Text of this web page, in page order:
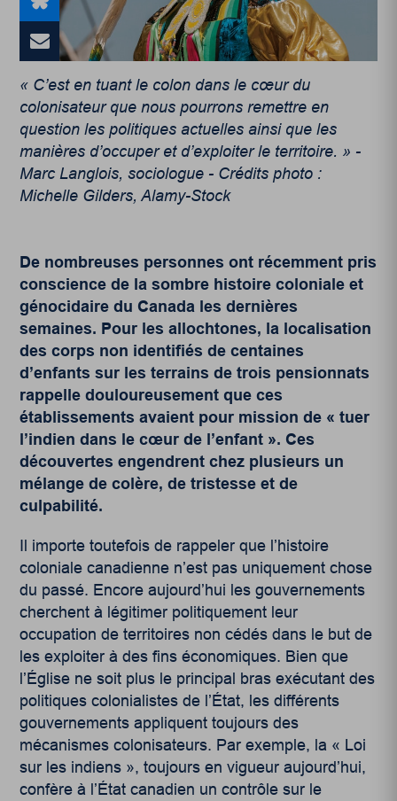
« C’est en tuant le colon dans le cœur du
colonisateur que nous pourrons remettre en
question les politiques actuelles ainsi que les
manières d’occuper et d’exploiter le territoire. » -
Marc Langlois, sociologue - Crédits photo :
Michelle Gilders, Alamy-Stock
De nombreuses personnes ont récemment pris
conscience de la sombre histoire coloniale et
génocidaire du Canada les dernières
semaines. Pour les allochtones, la localisation
des corps non identifiés de centaines
d’enfants sur les terrains de trois pensionnats
rappelle douloureusement que ces
établissements avaient pour mission de « tuer
l’indien dans le cœur de l’enfant ». Ces
découvertes engendrent chez plusieurs un
mélange de colère, de tristesse et de
culpabilité.
Il importe toutefois de rappeler que l’histoire
coloniale canadienne n’est pas uniquement chose
du passé. Encore aujourd’hui les gouvernements
cherchent à légitimer politiquement leur
occupation de territoires non cédés dans le but de
les exploiter à des fins économiques. Bien que
l’Église ne soit plus le principal bras exécutant des
politiques colonialistes de l’État, les différents
gouvernements appliquent toujours des
mécanismes colonisateurs. Par exemple, la « Loi
sur les indiens », toujours en vigueur aujourd’hui,
confère à l’État canadien un contrôle sur le